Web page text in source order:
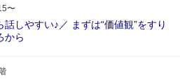
〜
話しやすい♪／ まずは“価値観”をすり
から